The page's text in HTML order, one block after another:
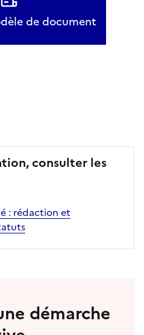
de document
consulter les
: rédaction et
démarche